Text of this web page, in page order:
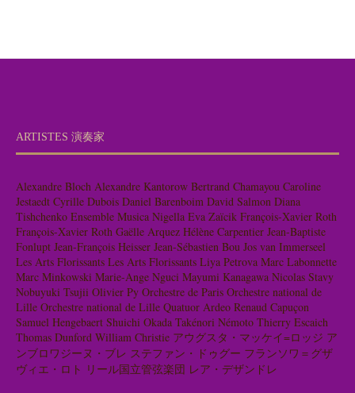
ARTISTES 演奏家
Alexandre Bloch Alexandre Kantorow Bertrand Chamayou Caroline
Jestaedt Cyrille Dubois Daniel Barenboim David Salmon Diana
Tishchenko Ensemble Musica Nigella Eva Zaïcik François-Xavier Roth
François-Xavier Roth Gaëlle Arquez Hélène Carpentier Jean-Baptiste
Fonlupt Jean-François Heisser Jean-Sébastien Bou Jos van Immerseel
Les Arts Florissants Les Arts Florissants Liya Petrova Marc Labonnette
Marc Minkowski Marie-Ange Nguci Mayumi Kanagawa Nicolas Stavy
Nobuyuki Tsujii Olivier Py Orchestre de Paris Orchestre national de
Lille Orchestre national de Lille Quatuor Ardeo Renaud Capuçon
Samuel Hengebaert Shuichi Okada Takénori Némoto Thierry Escaich
Thomas Dunford William Christie アウグスタ・マッケイ=ロッジ ア
ンブロワジーヌ・ブレ ステファン・ドゥグー フランソワ＝グザ
ヴィエ・ロト リール国立管弦楽団 レア・デザンドレ